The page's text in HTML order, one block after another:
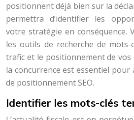
positionnent déjà bien sur la
permettra d’identifier les
votre stratégie en conséquence.
les outils de recherche de
trafic et le positionnement de vos
la concurrence est essentiel
de positionnement SEO.
Identifier les mots-clés